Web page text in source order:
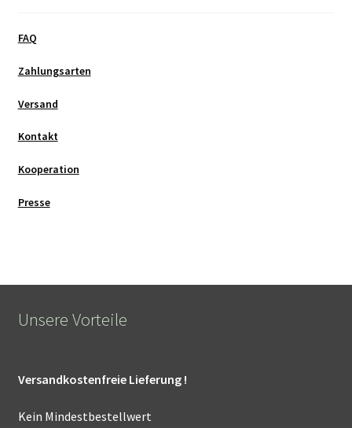
FAQ
Zahlungsarten
Versand
Kontakt
Kooperation
Presse
Unsere Vorteile
Versandkostenfreie Lieferung !
Kein Mindestbestellwert